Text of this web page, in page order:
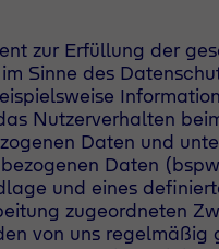
zur Erfüllung der
Sinne des
Nutzerverhalten
Daten und
Daten
und eines
zugeordneten
von uns